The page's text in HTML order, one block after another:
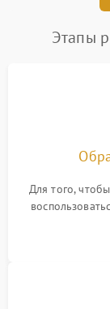
Этапы
Для того,
или